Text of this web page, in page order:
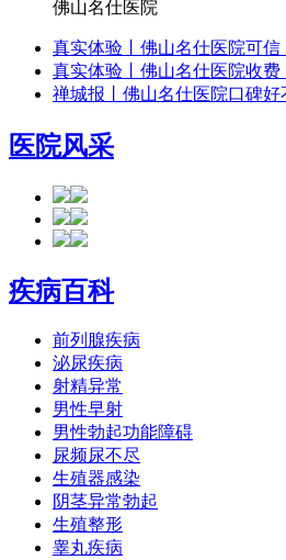
佛山名仕医院
真实体验丨佛山名仕医院可
真实体验丨佛山名仕医院收
禅城报丨佛山名仕医院口碑好
医院风采
疾病百科
前列腺疾病
泌尿疾病
射精异常
男性早射
男性勃起功能障碍
尿频尿不尽
生殖器感染
阴茎异常勃起
生殖整形
睾丸疾病